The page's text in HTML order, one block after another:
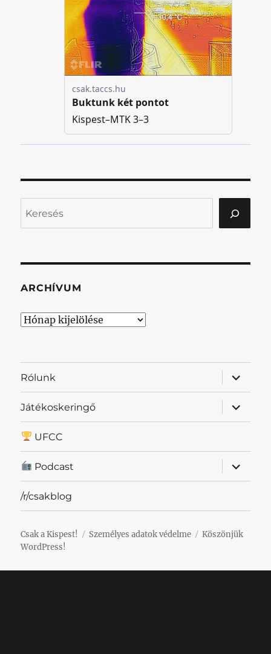
ARCHÍVUM
Archívum
Rólunk
almenü
Játékoskeringő
almenü
UFCC
Podcast
almenü
/r/csakblog
Csak a Kispest! Személyes adatok védelme
Köszönjük
WordPress!